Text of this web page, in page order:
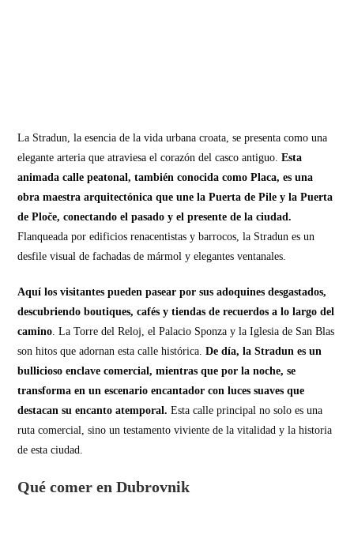
La Stradun, la esencia de la vida urbana croata, se presenta como una
elegante arteria que atraviesa el corazón del casco antiguo.Esta
animada calle peatonal, también conocida como Placa, es una
obra maestra arquitectónica que une la Puerta de Pile y la Puerta
de Ploče, conectando el pasado y el presente de la ciudad.
Flanqueada por edificios renacentistas y barrocos, la Stradun es un
desfile visual de fachadas de mármol y elegantes ventanales.
Aquí los visitantes pueden pasear por sus adoquines desgastados,
descubriendo boutiques, cafés y tiendas de recuerdos a lo largo del
camino . La Torre del Reloj, el Palacio Sponza y la Iglesia de San Blas
son hitos que adornan esta calle histórica.De día, la Stradun es un
bullicioso enclave comercial, mientras que por la noche, se
transforma en un escenario encantador con luces suaves que
destacan su encanto atemporal.Esta calle principal no solo es una
ruta comercial, sino un testamento viviente de la vitalidad y la historia
de esta ciudad.
Qué comer en Dubrovnik